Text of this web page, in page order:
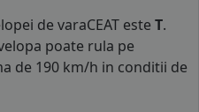
de varaCEAT este T.
poate rula pe
de 190 km/h in conditii de